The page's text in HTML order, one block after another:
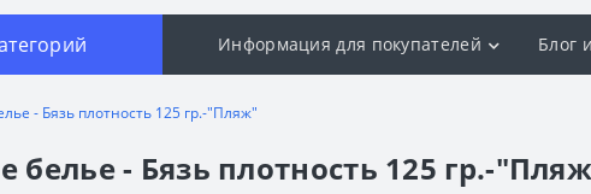
Информация для покупателей Блог
- Бязь плотность 125 гр.-"Пляж"
белье - Бязь плотность 125 гр.-